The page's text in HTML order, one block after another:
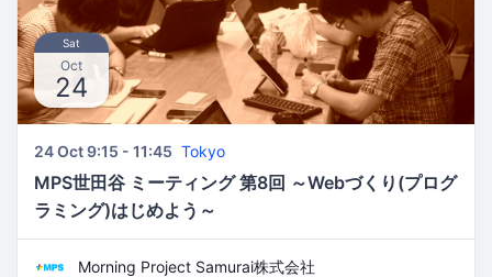
Sat
Oct
24
24 Oct 9:15 - 11:45 Tokyo
MPS世田谷 ミーティング 第8回 ～Webづくり(プログ
ラミング)はじめよう～
Morning Project Samurai株式会社